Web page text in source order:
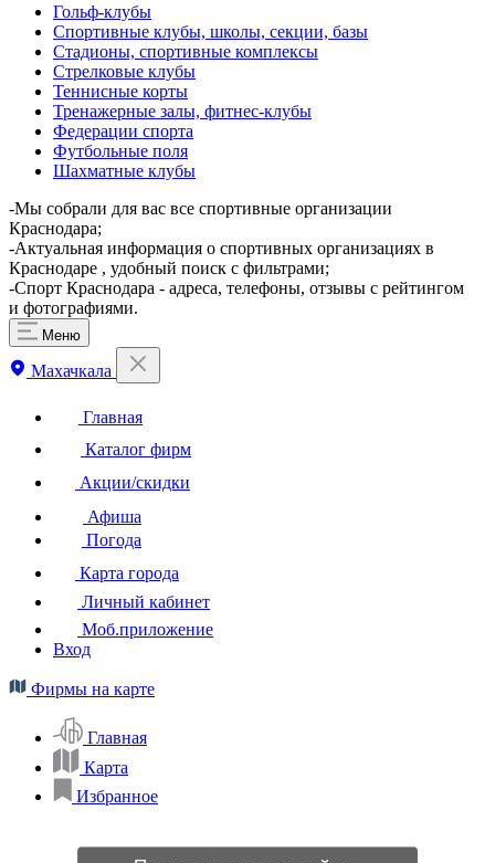
Гольф-клубы
Спортивные клубы, школы, секции, базы
Стадионы, спортивные комплексы
Стрелковые клубы
Теннисные корты
Тренажерные залы, фитнес-клубы
Федерации спорта
Футбольные поля
Шахматные клубы
-Мы собрали для вас все спортивные организации
Краснодара;
-Актуальная информация о спортивных организациях в
Краснодаре , удобный поиск с фильтрами;
-Спорт Краснодара - адреса, телефоны, отзывы с рейтингом
и фотографиями.
Меню
Махачкала
Главная
Каталог фирм
Акции/скидки
Афиша
Погода
Карта города
Личный кабинет
Моб.приложение
Вход
Фирмы на карте
Главная
Карта
Избранное